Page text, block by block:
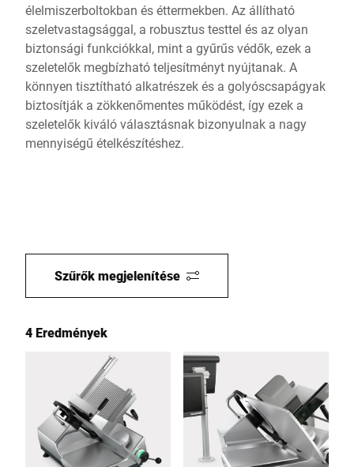
élelmiszerboltokban és éttermekben. Az állítható
szeletvastagsággal, a robusztus testtel és az olyan
biztonsági funkciókkal, mint a gyűrűs védők, ezek a
szeletelők megbízható teljesítményt nyújtanak. A
könnyen tisztítható alkatrészek és a golyóscsapágyak
biztosítják a zökkenőmentes működést, így ezek a
szeletelők kiváló választásnak bizonyulnak a nagy
mennyiségű ételkészítéshez.
Szűrők megjelenítése
4 Eredmények